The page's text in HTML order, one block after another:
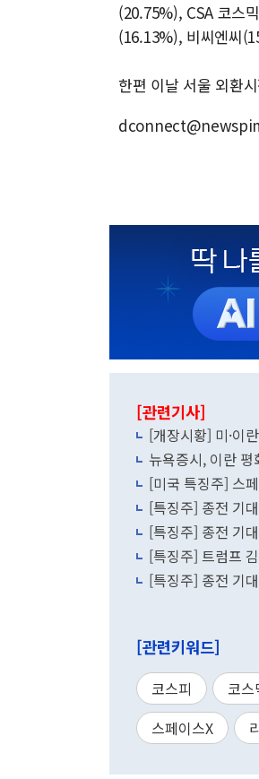
(20.75%), CSA 코스
(16.13%), 비씨엔씨
한편 이날 서울 외환
[관련기사]
[개장시황] 미·이
뉴욕증시, 이란
[미국 특징주] 스
[특징주] 종전 기
[특징주] 종전 기
[특징주] 트럼프
[특징주] 종전 기
[관련키워드]
코스피 코스
스페이스X